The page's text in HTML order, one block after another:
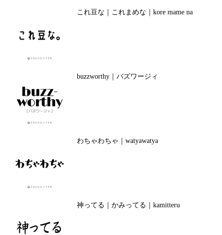
これ豆な｜これまめな｜kore mame na
buzzworthy｜バズワージィ
わちゃわちゃ｜watyawatya
神ってる｜かみってる｜kamitteru